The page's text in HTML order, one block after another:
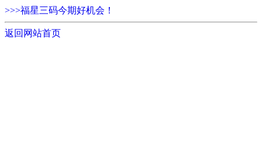
>>>福星三码今期好机会！
返回网站首页